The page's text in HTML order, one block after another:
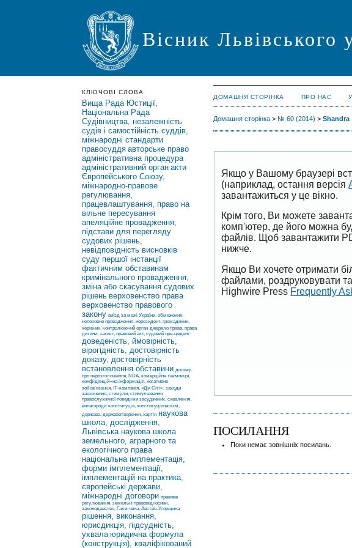
Вісник Львівського
КЛЮЧОВІ СЛОВА
Вища Рада Юстиції,
Національна Рада
Судівництва, незалежність
судів і самостійність суддів,
міжнародні стандарти
правосуддя авторське право
адміністративна процедура
адміністративний орган акти
Європейського Союзу,
міжнародно-правове
регулювання,
працевлаштування, право на
вільне пересування
апеляційне провадження,
підстави для перегляду
судових рішень,
невідповідність висновків
суду першої інстанції
фактичним обставинам
кримінального провадження,
зміна або скасування судових
рішень верховенство права
верховенство правового
закону виїзд за межі України, обмеження,
непозовне провадження, нерезидент, громадянин,
керівник, контролюючий орган джерело права, права
дитини, захист, правовий акт, судовий пре-цедент
доведеність, ймовірність,
вірогідність, достовірність
доказу, достовірність
встановлення обставини договір
про нерозголошення, NDA, комерційна таємниця,
конфіденцій¬на інформація, негативне
зобов’язання, ІТ-компанія, «Дія Сіті». заходи
заохочення, стимули, стимулювання
правослухняної поведінки засуджених, схвалення,
винагороди конституція, конституціоналізм,
держава, державотворення, хартія наукова
школа, дослідження,
Львівська наукова школа
земельного, аграрного та
екологічного права
національна імплементація,
форми імплементації,
імплементацій на практика,
європейські держави,
міжнародні договори правове
регулювання, земельні правовідносини,
законодавство, Гали-чина, Австро-Угорщина
рішення, виконання,
юрисдикція, підсудність,
ухвала юридична формула
(конструкція), кваліфікований
ДОМАШНЯ СТОРІНКА ПРО НАС
Домашня сторінка > № 60 (2014) >Shandra
Якщо у Вашому браузері
(наприклад, остання версія
завантажиться у це вікно.
Крім того, Ви можете
комп'ютер, де його можна
файлів. Щоб завантажити
нижче.
Якщо Ви хочете отримати
файлами, роздруковувати
Highwire Press Frequently
ПОСИЛАННЯ
Поки немає зовнішніх посилань.